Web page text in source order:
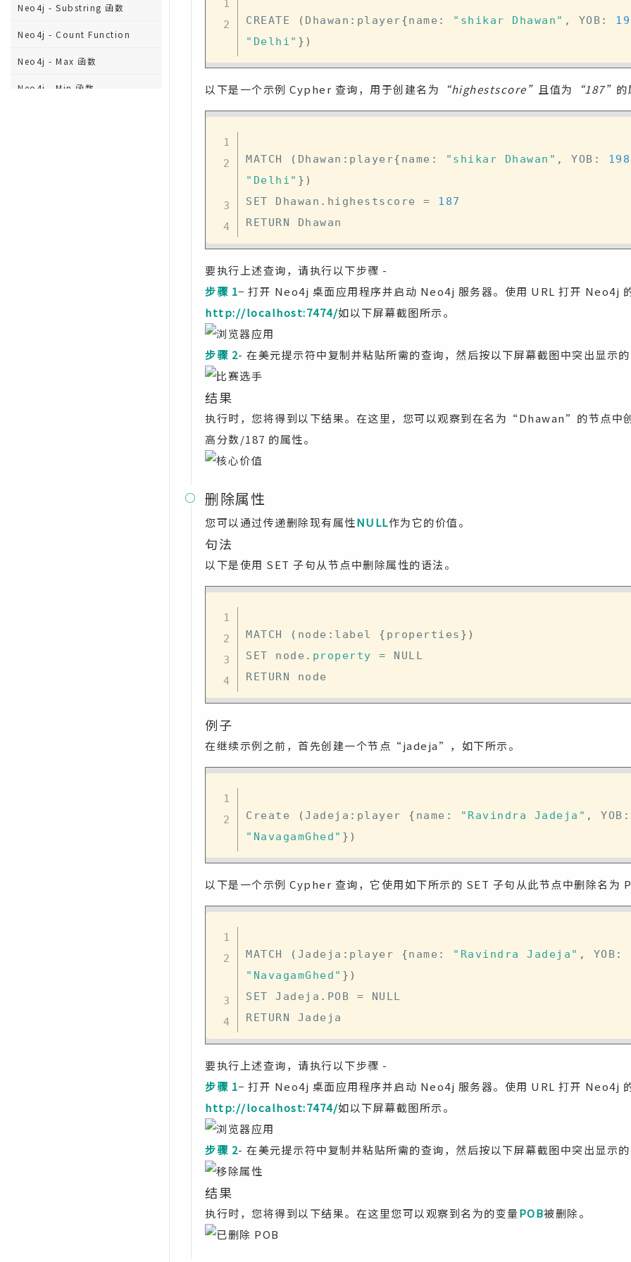
Neo4j - Substring 函数
Neo4j - Count Function
Neo4j - Max 函数
Neo4j - Min 函数
CREATE ( Dhawan : player{name : "shikar Dhawan" , YOB :
"Delhi" } )
以下是一个示例 Cypher 查询，用于创建名为 “highestscore” 且值为 “187” 的
MATCH ( Dhawan : player{ name : "shikar Dhawan" , YOB :
"Delhi" } )
SET Dhawan . highestscore =
187
要执行上述查询，请执行以下步骤 -
步骤 1− 打开 Neo4j 桌面应用程序并启动 Neo4j 服务器。使用 URL 打开 Neo4j
http://localhost:7474/如以下屏幕截图所示。
步骤 2- 在美元提示符中复制并粘贴所需的查询，然后按以下屏幕截图中突出显示
结果
执行时，您将得到以下结果。在这里，您可以观察到在名为“Dhawan”的节点中
高分数/187 的属性。
 删除属性
您可以通过传递删除现有属性NULL作为它的价值。
句法
以下是使用 SET 子句从节点中删除属性的语法。
MATCH ( node : label { properties } )
SET node . property = NULL
例子
在继续示例之前，首先创建一个节点“jadeja”，如下所示。
Create (Jadeja : player { name : "Ravindra Jadeja" , YOB :
"NavagamGhed" } )
以下是一个示例 Cypher 查询，它使用如下所示的 SET 子句从此节点中删除名为
MATCH ( Jadeja : player {name : "Ravindra Jadeja" , YOB :
"NavagamGhed" } )
SET Jadeja . POB = NULL
要执行上述查询，请执行以下步骤 -
步骤 1− 打开 Neo4j 桌面应用程序并启动 Neo4j 服务器。使用 URL 打开 Neo4j
http://localhost:7474/如以下屏幕截图所示。
步骤 2- 在美元提示符中复制并粘贴所需的查询，然后按以下屏幕截图中突出显示
结果
执行时，您将得到以下结果。在这里您可以观察到名为的变量POB被删除。